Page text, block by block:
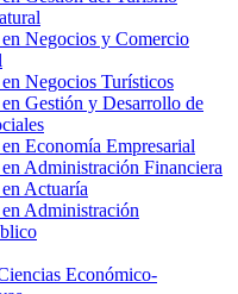
Negocios y Comercio
Negocios Turísticos
Gestión y Desarrollo de
Economía Empresarial
Administración Financiera
Actuaría
Administración
Económico-